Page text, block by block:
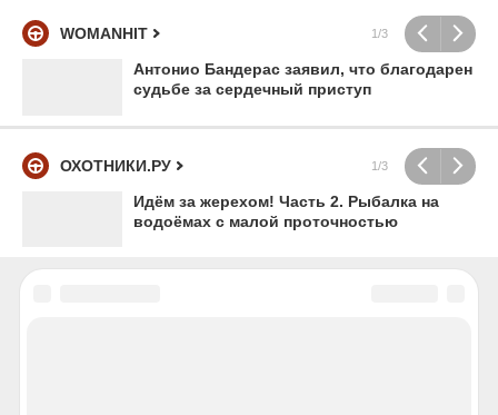
WOMANHIT 1/3
Антонио Бандерас заявил, что благодарен
судьбе за сердечный приступ
ОХОТНИКИ.РУ 1/3
Идём за жерехом! Часть 2. Рыбалка на
водоёмах с малой проточностью